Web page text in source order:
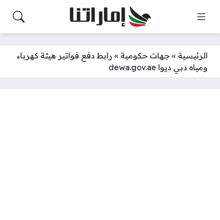
الرئيسية » جهات حكومية » رابط دفع فواتير هيئة كهرباء
ومياه دبي ديوا dewa.gov.ae